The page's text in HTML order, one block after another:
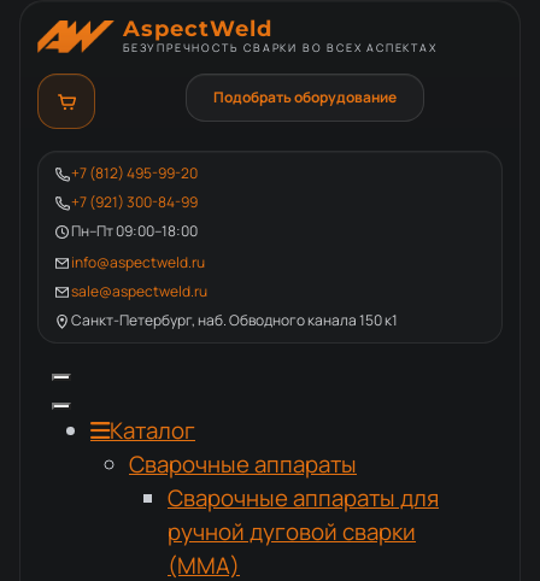
AspectWeld
БЕЗУПРЕЧНОСТЬ СВАРКИ ВО ВСЕХ АСПЕКТАХ
+7 (812) 495-99-20
+7 (921) 300-84-99
Пн–Пт 09:00–18:00
info@aspectweld.ru
sale@aspectweld.ru
Санкт-Петербург, наб. Обводного канала 150 к1
Подобрать оборудование
Каталог
Сварочные аппараты
Сварочные аппараты для
ручной дуговой сварки
(MMA)